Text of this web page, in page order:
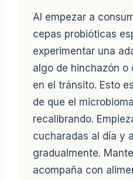
Al empezar a
cepas probióticas
experimentar una
algo de hinchazón o
en el tránsito. Esto
de que el
recalibrando.
cucharadas al día y
gradualmente.
acompaña con